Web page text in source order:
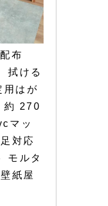
布
拭ける
用はが
約 270
マッ
対応
モルタ
紙屋